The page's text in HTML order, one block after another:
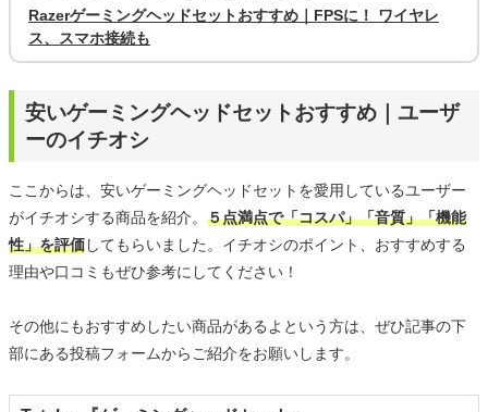
Razerゲーミングヘッドセットおすすめ｜FPSに！ ワイヤレ
ス、スマホ接続も
安いゲーミングヘッドセットおすすめ｜ユーザ
ーのイチオシ
ここからは、安いゲーミングヘッドセットを愛用しているユーザー
がイチオシする商品を紹介。 ５点満点で「コスパ」「音質」「機能
性」を評価してもらいました。イチオシのポイント、おすすめする
理由や口コミもぜひ参考にしてください！
その他にもおすすめしたい商品があるよという方は、ぜひ記事の下
部にある投稿フォームからご紹介をお願いします。